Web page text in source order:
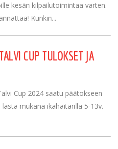
kesän kilpailutoimintaa varten.
Kunkin...
CUP TULOKSET JA
Cup 2024 saatu päätökseen
lasta mukana ikähaitarilla 5-13v.